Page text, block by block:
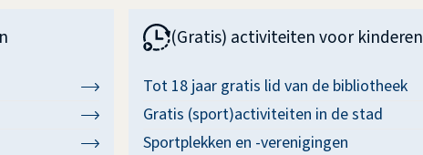
(Gratis) activiteiten voor kinderen
Tot 18 jaar gratis lid van de bibliotheek
Gratis (sport)activiteiten in de stad
Sportplekken en -verenigingen